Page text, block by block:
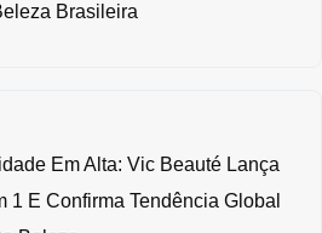
Brasileira
Em Alta: Vic Beauté Lança
1 E Confirma Tendência Global